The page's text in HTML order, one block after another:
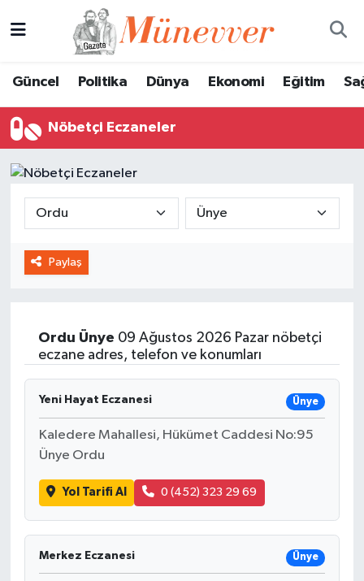
Güncel Politika Dünya Ekonomi Eğitim
Nöbetçi Eczaneler
Paylaş
Ordu Ünye 09 Ağustos 2026 Pazar nöbetçi
eczane adres, telefon ve konumları
Yeni Hayat Eczanesi Ünye
Kaledere Mahallesi, Hükümet Caddesi No:95
Ünye Ordu
Yol Tarifi Al 0 (452) 323 29 69
Merkez Eczanesi Ünye
Eğitim
Sağlık
Spor
Tüm Manşetler
Son Dakika Haberleri